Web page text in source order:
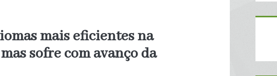
mais eficientes na
sofre com avanço da